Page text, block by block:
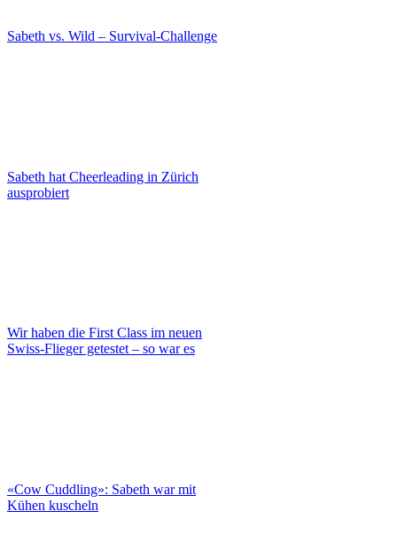
Sabeth vs. Wild – Survival-Challenge
Sabeth hat Cheerleading in Zürich
ausprobiert
Wir haben die First Class im neuen
Swiss-Flieger getestet – so war es
«Cow Cuddling»: Sabeth war mit
Kühen kuscheln